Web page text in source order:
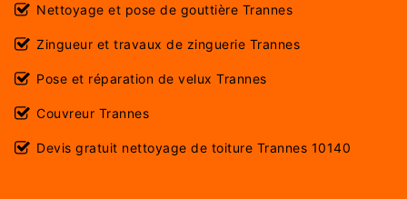
Nettoyage et pose de gouttière Trannes
Zingueur et travaux de zinguerie Trannes
Pose et réparation de velux Trannes
Couvreur Trannes
Devis gratuit nettoyage de toiture Trannes 10140